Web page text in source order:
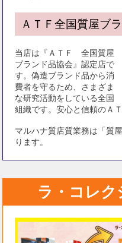
ＡＴＦ全国質屋ブ
当店は『ＡＴＦ 全国質屋
ブランド品協会』認定店で
す。偽造ブランド品から消
費者を守るため、さまざま
な研究活動をしている全国
組織です。安心と信頼のＡ
マルハナ質店質業務は「質
ります。
ラ・コレ